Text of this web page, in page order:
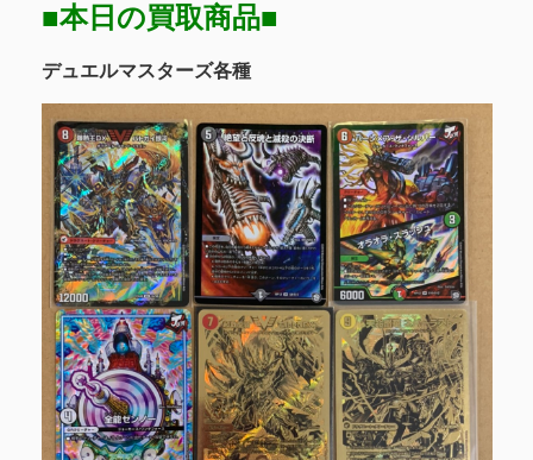
■本日の買取商品■
デュエルマスターズ各種